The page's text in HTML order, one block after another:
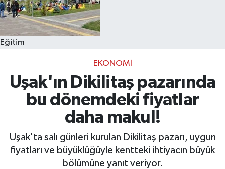
Eğitim
EKONOMI
Uşak'ın Dikilitaş pazarında
bu dönemdeki fiyatlar
daha makul!
Uşak'ta salı günleri kurulan Dikilitaş pazarı, uygun
fiyatları ve büyüklüğüyle kentteki ihtiyacın büyük
bölümüne yanıt veriyor.